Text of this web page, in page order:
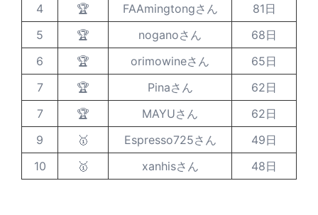
4
🏆 FAAmingtongさん
81日
5
🏆 noganoさん
68日
6
🏆 orimowineさん
65日
7
🏆 Pinaさん
62日
7
🏆 MAYUさん
62日
9
🥇 Espresso725さん
49日
10
🥇 xanhisさん 48日